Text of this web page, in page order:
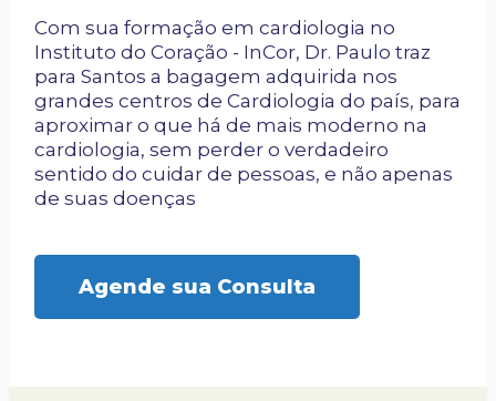
Com sua formação em cardiologia no
Instituto do Coração - InCor, Dr. Paulo traz
para Santos a bagagem adquirida nos
grandes centros de Cardiologia do país, para
aproximar o que há de mais moderno na
cardiologia, sem perder o verdadeiro
sentido do cuidar de pessoas, e não apenas
de suas doenças
Agende sua Consulta